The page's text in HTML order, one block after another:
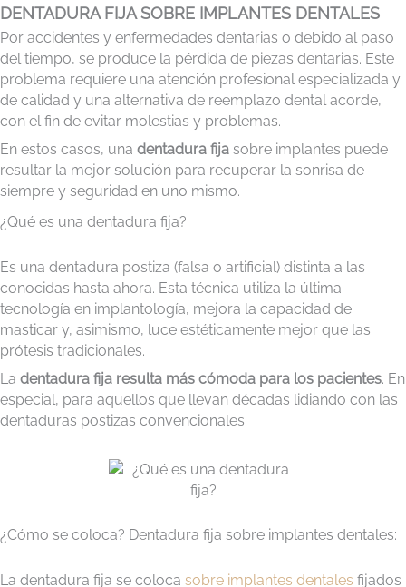
DENTADURA FIJA SOBRE IMPLANTES DENTALES
Por accidentes y enfermedades dentarias o debido al paso
del tiempo, se produce la pérdida de piezas dentarias. Este
problema requiere una atención profesional especializada y
de calidad y una alternativa de reemplazo dental acorde,
con el fin de evitar molestias y problemas.
En estos casos, una dentadura fija sobre implantes puede
resultar la mejor solución para recuperar la sonrisa de
siempre y seguridad en uno mismo.
¿Qué es una dentadura fija?
Es una dentadura postiza (falsa o artificial) distinta a las
conocidas hasta ahora. Esta técnica utiliza la última
tecnología en implantología, mejora la capacidad de
masticar y, asimismo, luce estéticamente mejor que las
prótesis tradicionales.
La dentadura fija resulta más cómoda para los pacientes. En
especial, para aquellos que llevan décadas lidiando con las
dentaduras postizas convencionales.
¿Cómo se coloca? Dentadura fija sobre implantes dentales:
La dentadura fija se coloca sobre implantes dentales fijados